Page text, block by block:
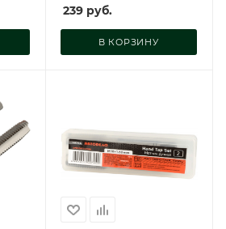
239руб.
В КОРЗИНУ